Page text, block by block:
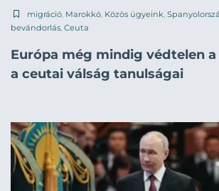
migráció Marokkó Közös ügyeink
bevándorlás Ceuta
Európa még mindig védtelen
a ceutai válság tanulságai